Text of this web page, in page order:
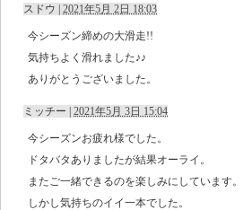
スドウ | 2021年5月 2日 18:03
今シーズン締めの大滑走!!
気持ちよく滑れました♪♪
ありがとうございました。
ミッチー | 2021年5月 3日 15:04
今シーズンお疲れ様でした。
ドタバタありましたが結果オーライ。
またご一緒できるのを楽しみにしています。
しかし気持ちのイイ一本でした。